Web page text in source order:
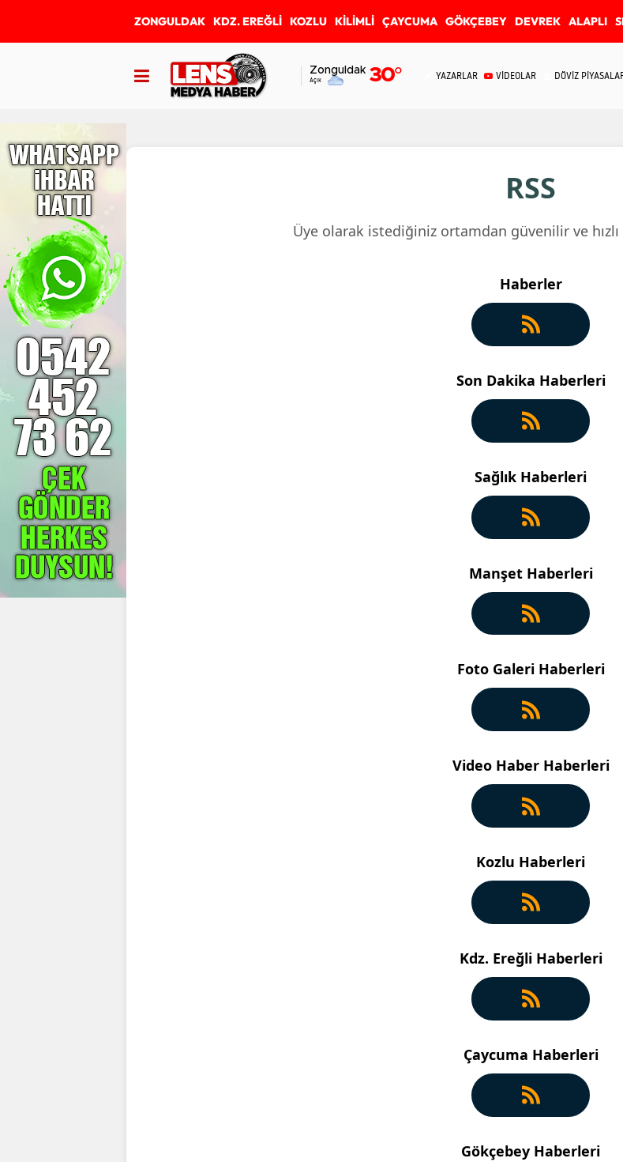
ZONGULDAK KDZ. EREĞLİ KOZLU KİLİMLİ ÇAYCUMA GÖKÇEBEY DEVREK ALAPLI
Zonguldak
Açık 30° YAZARLAR VİDEOLAR DÖVİZ
RSS
Üye olarak istediğiniz ortamdan güvenilir ve
Haberler
Son Dakika Haberleri
Sağlık Haberleri
Manşet Haberleri
Foto Galeri Haberleri
Video Haber Haberleri
Kozlu Haberleri
Kdz. Ereğli Haberleri
Çaycuma Haberleri
Gökçebey Haberleri